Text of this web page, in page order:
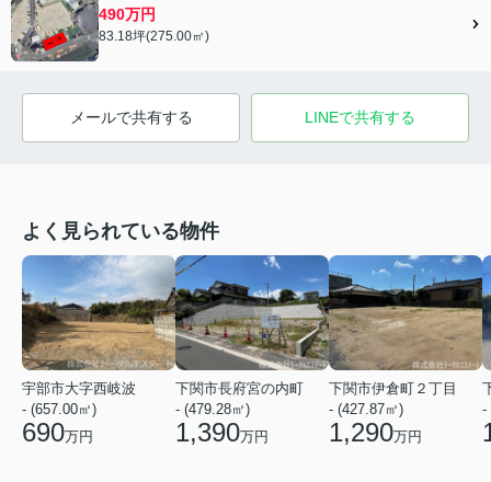
490万円
83.18坪(275.00㎡)
メールで共有する LINEで共有する
よく見られている物件
宇部市大字西岐波
- (657.00㎡)
690万円
下関市長府宮の内町
- (479.28㎡)
1,390万円
下関市伊倉町２丁目
- (427.87㎡)
1,290万円
-